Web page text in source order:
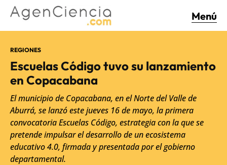
Menú
REGIONES
Escuelas Código tuvo su lanzamiento
en Copacabana
El municipio de Copacabana, en el Norte del Valle de
Aburrá, se lanzó este jueves 16 de mayo, la primera
convocatoria Escuelas Código, estrategia con la que se
pretende impulsar el desarrollo de un ecosistema
educativo 4.0, firmada y presentada por el gobierno
departamental.